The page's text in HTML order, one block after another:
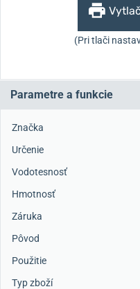
(Pri tlači
Parametre a funkcie
Značka
Určenie
Vodotesnosť
Hmotnosť
Záruka
Pôvod
Použitie
Typ zboží